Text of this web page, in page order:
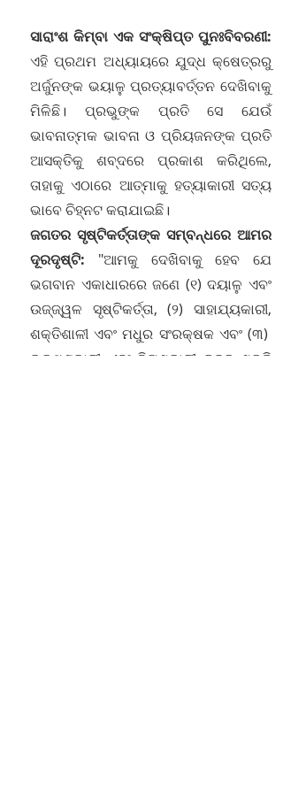
ସାରାଂଶ କିମ୍ବା ଏକ ସଂକ୍ଷିପ୍ତ ପୁନଃବିବରଣୀ:
ଏହି ପ୍ରଥମ ଅଧ୍ୟାୟରେ ଯୁଦ୍ଧ କ୍ଷେତ୍ରରୁ
ଅର୍ଜୁନଙ୍କ ଭୟାଳୁ ପ୍ରତ୍ୟାବର୍ତ୍ତନ ଦେଖିବାକୁ
ମିଳିଛି। ପ୍ରଭୁଙ୍କ ପ୍ରତି ସେ ଯେଉଁ
ଭାବନାତ୍ମକ ଭାବନା ଓ ପ୍ରିୟଜନଙ୍କ ପ୍ରତି
ଆସକ୍ତିକୁ ଶବ୍ଦରେ ପ୍ରକାଶ କରିଥିଲେ,
ତାହାକୁ ଏଠାରେ ଆତ୍ମାକୁ ହତ୍ୟାକାରୀ ସତ୍ୟ
ଭାବେ ଚିହ୍ନଟ କରାଯାଇଛି।
ଜଗତର ସୃଷ୍ଟିକର୍ତ୍ତାଙ୍କ ସମ୍ବନ୍ଧରେ ଆମର
ଦୂରଦୃଷ୍ଟି: "ଆମକୁ ଦେଖିବାକୁ ହେବ ଯେ
ଭଗବାନ ଏକାଧାରରେ ଜଣେ (୧) ଦୟାଳୁ ଏବଂ
ଉଜ୍ଜ୍ୱଳ ସୃଷ୍ଟିକର୍ତ୍ତା, (୨) ସାହାଯ୍ୟକାରୀ,
ଶକ୍ତିଶାଳୀ ଏବଂ ମଧୁର ସଂରକ୍ଷକ ଏବଂ (୩)
ଭକ୍ଷଣକାରୀ ଏବଂ ବିନାଶକାରୀ ରୁଦ୍ର ଶକ୍ତି